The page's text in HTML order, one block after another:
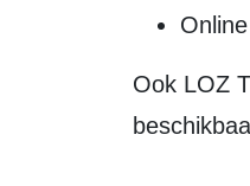
Ook LOZ TV, bestaande uit een kabelkrant en televisiezender, is breed